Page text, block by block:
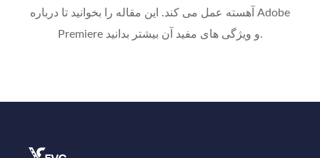
آهسته عمل می کند. این مقاله را بخوانید تا درباره Adobe
Premiere و ویژگی های مفید آن بیشتر بدانید.